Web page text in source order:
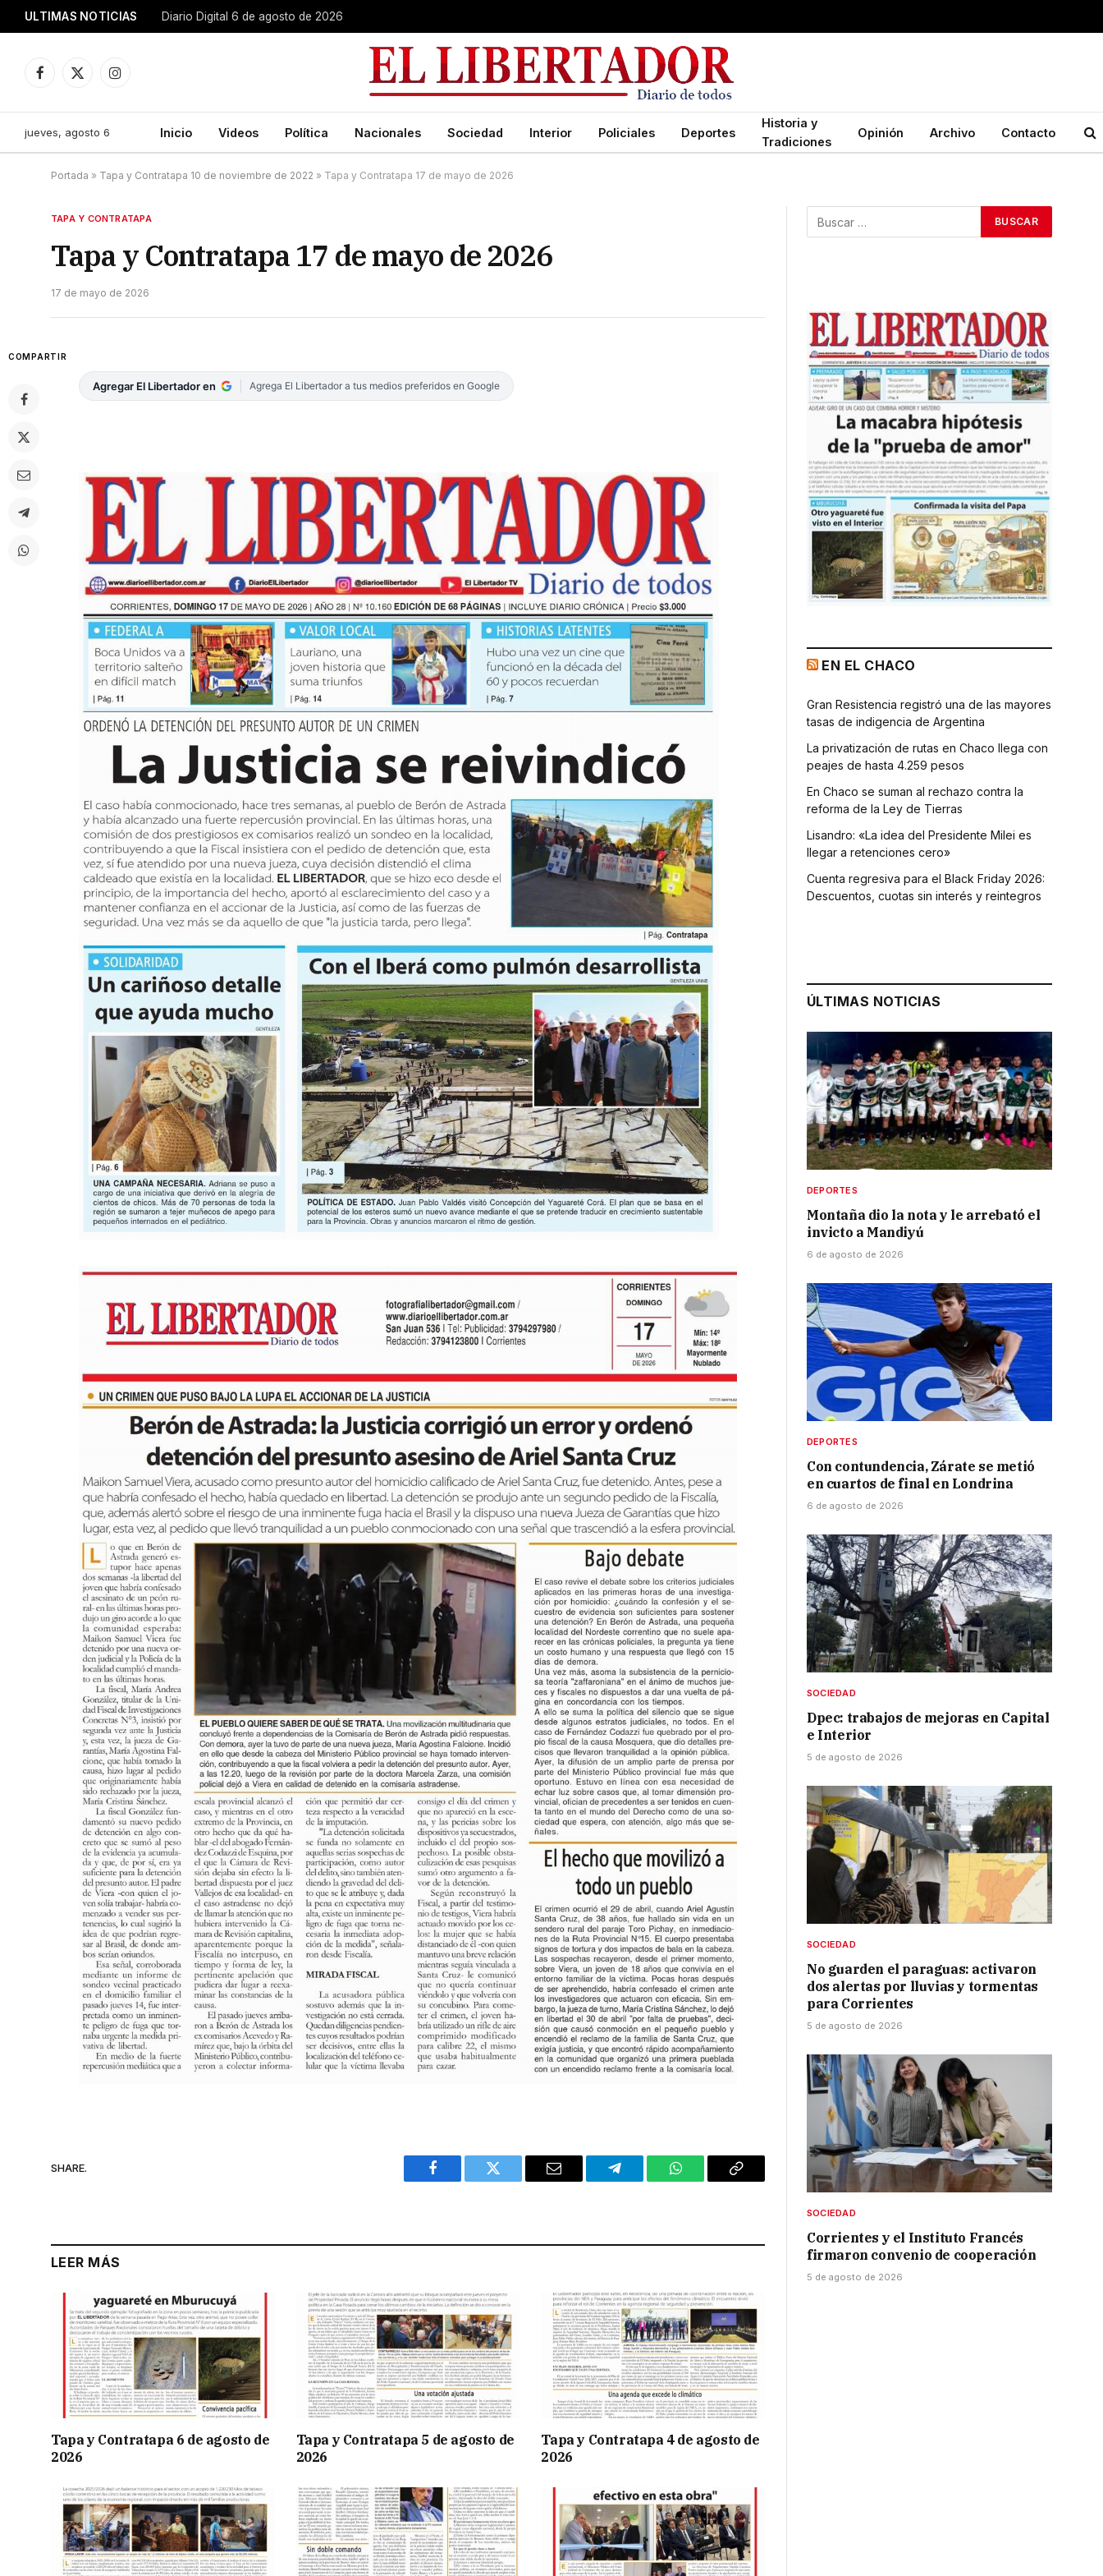
ULTIMAS NOTICIAS Diario Digital 6 de agosto de 2026
Facebook
X
Instagram
jueves, agosto 6 Inicio Videos Política Nacionales Sociedad Interior Policiales Deportes
Historia y
Tradiciones
Opinión Archivo Contacto
Portada » Tapa y Contratapa 10 de noviembre de 2022 » Tapa y Contratapa 17 de mayo de 2026
TAPA Y CONTRATAPA
Tapa y Contratapa 17 de mayo de 2026
17 de mayo de 2026
COMPARTIR
Agregar El Libertador en Agrega El Libertador a tus medios preferidos en Google
SHARE.
Facebook Twitter Email Telegram WhatsAppCopy
LEER MÁS
Tapa y Contratapa 6 de agosto de
2026
Tapa y Contratapa 5 de agosto de
2026
Tapa y Contratapa 4 de agosto de
2026
EN EL CHACO
Gran Resistencia registró una de las mayores
tasas de indigencia de Argentina
La privatización de rutas en Chaco llega con
peajes de hasta 4.259 pesos
En Chaco se suman al rechazo contra la
reforma de la Ley de Tierras
Lisandro: «La idea del Presidente Milei es
llegar a retenciones cero»
Cuenta regresiva para el Black Friday 2026:
Descuentos, cuotas sin interés y reintegros
ÚLTIMAS NOTICIAS
DEPORTES
Montaña dio la nota y le arrebató el
invicto a Mandiyú
6 de agosto de 2026
DEPORTES
Con contundencia, Zárate se metió
en cuartos de final en Londrina
6 de agosto de 2026
SOCIEDAD
Dpec: trabajos de mejoras en Capital
e Interior
5 de agosto de 2026
SOCIEDAD
No guarden el paraguas: activaron
dos alertas por lluvias y tormentas
para Corrientes
5 de agosto de 2026
SOCIEDAD
Corrientes y el Instituto Francés
firmaron convenio de cooperación
5 de agosto de 2026